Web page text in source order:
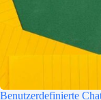
Benutzerdefinierte